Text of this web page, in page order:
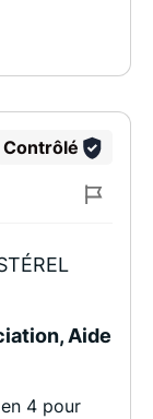
Contrôlé
Aide
4 pour